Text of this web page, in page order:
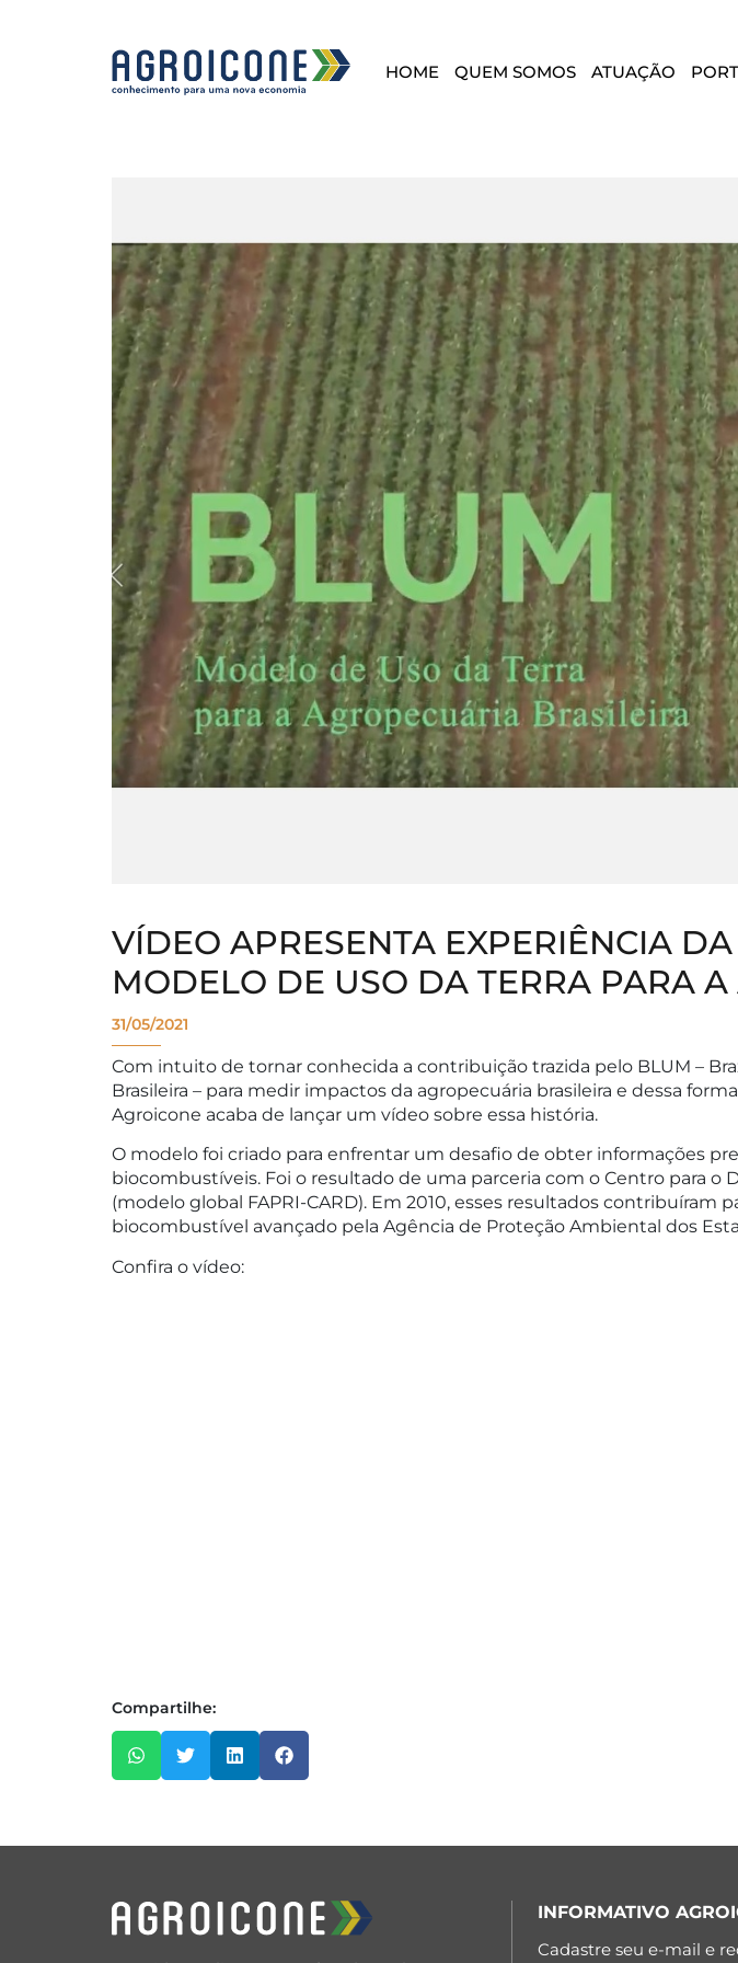
HOME QUEM SOMOS ATUAÇÃO
VÍDEO APRESENTA EXPERIÊNCIA
MODELO DE USO DA TERRA PARA
31/05/2021
Com intuito de tornar conhecida a contribuição trazida pelo BLUM –
Brasileira – para medir impactos da agropecuária brasileira e dessa
Agroicone acaba de lançar um vídeo sobre essa história.
O modelo foi criado para enfrentar um desafio de obter informações
biocombustíveis. Foi o resultado de uma parceria com o Centro para o
(modelo global FAPRI-CARD). Em 2010, esses resultados
biocombustível avançado pela Agência de Proteção Ambiental dos
Confira o vídeo:
Compartilhe:
INFORMATIVO
Cadastre seu e-mail e